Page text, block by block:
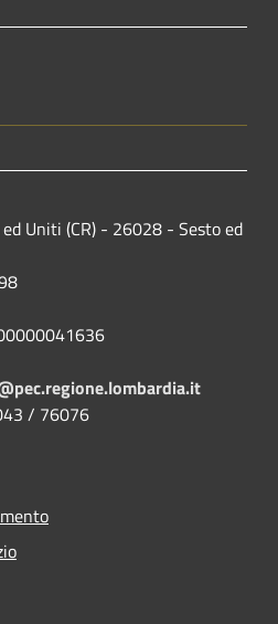
Uniti (CR) - 26028 - Sesto ed
/ 76076